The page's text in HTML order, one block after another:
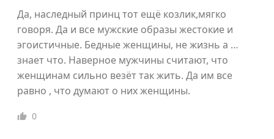
Да, наследный принц тот ещё козлик,мягко
говоря. Да и все мужские образы жестокие и
эгоистичные. Бедные женщины, не жизнь а …
знает что. Наверное мужчины считают, что
женщинам сильно везёт так жить. Да им все
равно , что думают о них женщины.
0